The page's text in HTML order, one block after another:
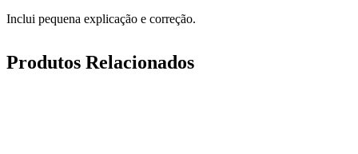
Inclui pequena explicação e correção.
Produtos Relacionados